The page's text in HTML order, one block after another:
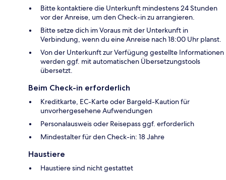
Bitte kontaktiere die Unterkunft mindestens 24 Stunden
vor der Anreise, um den Check-in zu arrangieren.
Bitte setze dich im Voraus mit der Unterkunft in
Verbindung, wenn du eine Anreise nach 18:00 Uhr planst.
Von der Unterkunft zur Verfügung gestellte Informationen
werden ggf. mit automatischen Übersetzungstools
übersetzt.
Beim Check-in erforderlich
Kreditkarte, EC-Karte oder Bargeld-Kaution für
unvorhergesehene Aufwendungen
Personalausweis oder Reisepass ggf. erforderlich
Mindestalter für den Check-in: 18 Jahre
Haustiere
Haustiere sind nicht gestattet